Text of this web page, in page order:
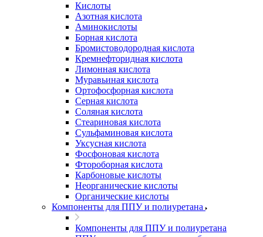
Кислоты
Азотная кислота
Аминокислоты
Борная кислота
Бромистоводородная кислота
Кремнефторидная кислота
Лимонная кислота
Муравьиная кислота
Ортофосфорная кислота
Серная кислота
Соляная кислота
Стеариновая кислота
Сульфаминовая кислота
Уксусная кислота
Фосфоновая кислота
Фтороборная кислота
Карбоновые кислоты
Неорганические кислоты
Органические кислоты
Компоненты для ППУ и полиуретана
Компоненты для ППУ и полиуретана